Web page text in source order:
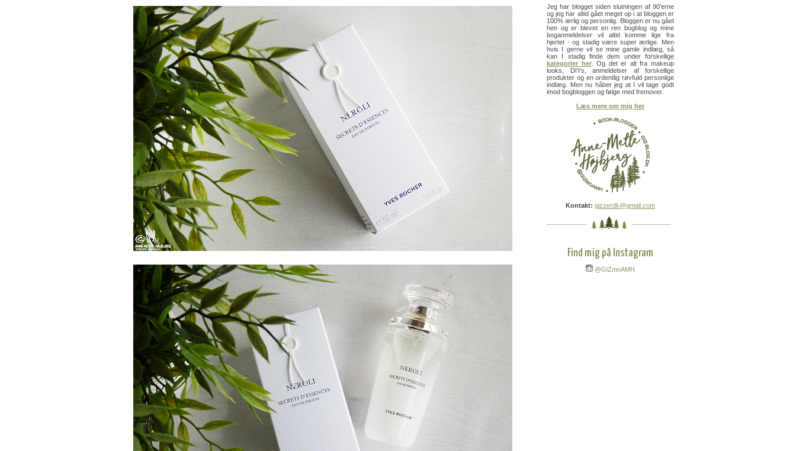
Jeg har blogget siden slutningen af 90'erne
og jeg har altid gået meget op i at bloggen er
100% ærlig og personlig. Bloggen er nu gået
hen og er blevet en ren bogblog og mine
boganmeldelser vil altid komme lige fra
hjertet - og stadig være super ærlige. Men
hvis I gerne vil se mine gamle indlæg, så
kan I stadig finde dem under forskellige
kategorier her. Og det er alt fra makeup
looks, DIYs, anmeldelser af forskellige
produkter og en ordentlig røvfuld personlige
indlæg. Men nu håber jeg at I vil tage godt
imod bogbloggen og følge med fremover.
Læs mere om mig her
Kontakt: gizzerdk@gmail.com
Find mig på Instagram
@GiZmoAMH